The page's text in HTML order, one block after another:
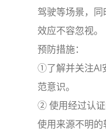
驾驶等场景，
效应不容忽视。
预防措施：
①了解并关注AI
范意识。
② 使用经过认
使用来源不明的